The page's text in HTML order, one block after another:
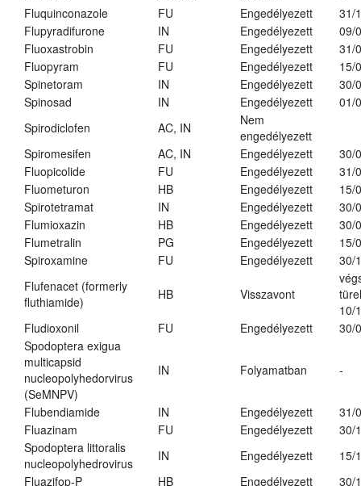
Fluquinconazole
FU Engedélyezett
31/
Flupyradifurone
IN Engedélyezett
09/
Fluoxastrobin
FU Engedélyezett
31/
Fluopyram
FU Engedélyezett
15/
Spinetoram
IN Engedélyezett
30/
Spinosad
IN Engedélyezett
01/
Spirodiclofen
AC, IN
Nem
engedélyezett
Spiromesifen
AC, IN Engedélyezett
30/
Fluopicolide
FU Engedélyezett
31/
Fluometuron
HB Engedélyezett
15/
Spirotetramat
IN Engedélyezett
30/
Flumioxazin
HB Engedélyezett
30/
Flumetralin
PG Engedélyezett
15/
Spiroxamine
FU Engedélyezett
30/
Flufenacet (formerly
fluthiamide)
HB Visszavont
10/
Fludioxonil
FU Engedélyezett
30/
Spodoptera exigua
multicapsid
nucleopolyhedorvirus
(SeMNPV)
IN Folyamatban -
Flubendiamide IN Engedélyezett
31/
Fluazinam
FU Engedélyezett
30/
Spodoptera littoralis
nucleopolyhedrovirus
IN Engedélyezett
15/
Fluazifop-P
HB Engedélyezett
30/